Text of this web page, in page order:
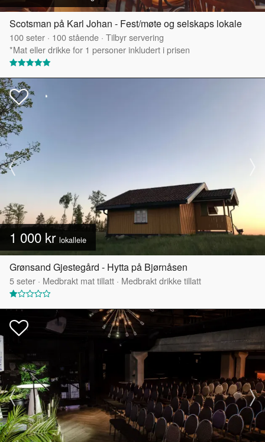
Scotsman på Karl Johan - Fest/møte og selskaps lokale
100seter · 100stående · Tilbyr servering
*Mat eller drikke for 1 personer inkludert i prisen
1 000 kr lokalleie
Grønsand Gjestegård - Hytta på Bjørnåsen
5seter · Medbrakt mat tillatt · Medbrakt drikke tillatt